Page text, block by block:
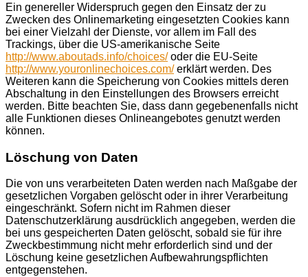
Ein genereller Widerspruch gegen den Einsatz der zu
Zwecken des Onlinemarketing eingesetzten Cookies kann
bei einer Vielzahl der Dienste, vor allem im Fall des
Trackings, über die US-amerikanische Seite
http://www.aboutads.info/choices/oder die EU-Seite
http://www.youronlinechoices.com/erklärt werden. Des
Weiteren kann die Speicherung von Cookies mittels deren
Abschaltung in den Einstellungen des Browsers erreicht
werden. Bitte beachten Sie, dass dann gegebenenfalls nicht
alle Funktionen dieses Onlineangebotes genutzt werden
können.
Löschung von Daten
Die von uns verarbeiteten Daten werden nach Maßgabe der
gesetzlichen Vorgaben gelöscht oder in ihrer Verarbeitung
eingeschränkt. Sofern nicht im Rahmen dieser
Datenschutzerklärung ausdrücklich angegeben, werden die
bei uns gespeicherten Daten gelöscht, sobald sie für ihre
Zweckbestimmung nicht mehr erforderlich sind und der
Löschung keine gesetzlichen Aufbewahrungspflichten
entgegenstehen.